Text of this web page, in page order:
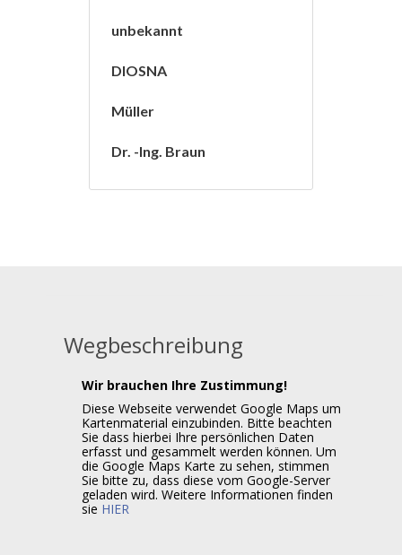
unbekannt
DIOSNA
Müller
Dr. -Ing. Braun
Wegbeschreibung
Wir brauchen Ihre Zustimmung!
Diese Webseite verwendet Google Maps um
Kartenmaterial einzubinden. Bitte beachten
Sie dass hierbei Ihre persönlichen Daten
erfasst und gesammelt werden können. Um
die Google Maps Karte zu sehen, stimmen
Sie bitte zu, dass diese vom Google-Server
geladen wird. Weitere Informationen finden
sie HIER